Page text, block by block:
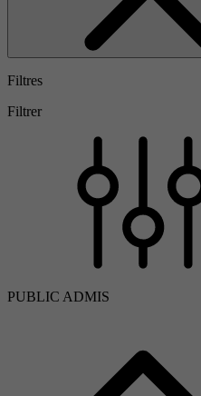
Filtres
Filtrer
PUBLIC ADMIS